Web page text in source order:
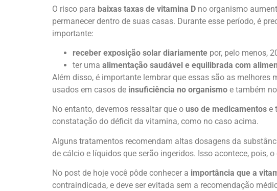
O risco para baixas taxas de vitamina D no organismo
permanecer dentro de suas casas. Durante esse período, é
importante:
receber exposição solar diariamente por, pelo menos,
ter uma alimentação saudável e equilibrada com
Além disso, é importante lembrar que essas são as melhores
usados em casos de insuficiência no organismo e também
No entanto, devemos ressaltar que o uso de medicamentos e
constatação do déficit da vitamina, como no caso acima.
Alguns tratamentos recomendam altas dosagens da
de cálcio e líquidos que serão ingeridos. Isso acontece, pois,
No post de hoje você pôde conhecer a importância que a
contraindicada, e deve ser evitada sem a recomendação